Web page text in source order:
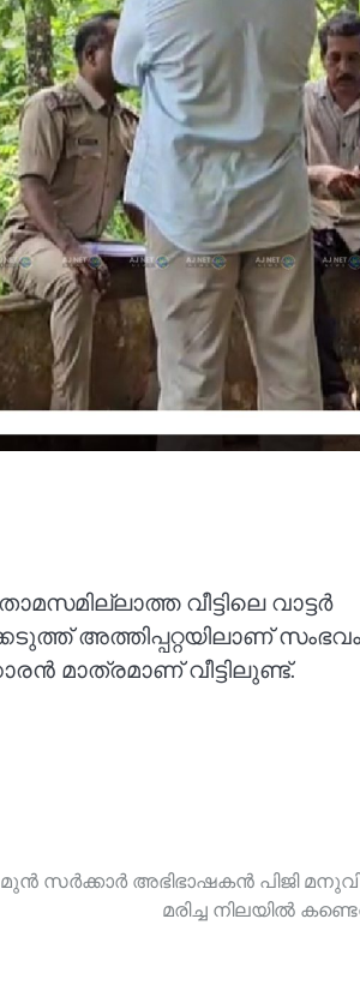
വീട്ടിലെ വാട്ടര്‍
അത്തിപ്പറ്റയിലാണ്
മാത്രമാണ് വീട്ടിലുണ്ട്.
മുൻ സർക്കാർ അഭിഭാഷകൻ പിജി
മരിച്ച നിലയിൽ